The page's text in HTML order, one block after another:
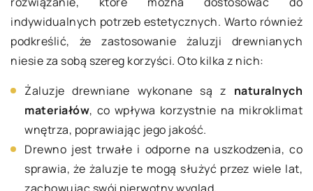
indywidualnych potrzeb estetycznych. Warto również
podkreślić, że zastosowanie żaluzji drewnianych
niesie za sobą szereg korzyści. Oto kilka z nich:
Żaluzje drewniane wykonane są z naturalnych
materiałów, co wpływa korzystnie na mikroklimat
wnętrza, poprawiając jego jakość.
Drewno jest trwałe i odporne na uszkodzenia, co
sprawia, że żaluzje te mogą służyć przez wiele lat,